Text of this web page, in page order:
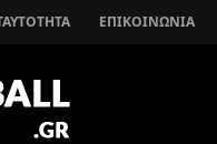
ΕΠΙΚΟΙΝΩΝΊΑ